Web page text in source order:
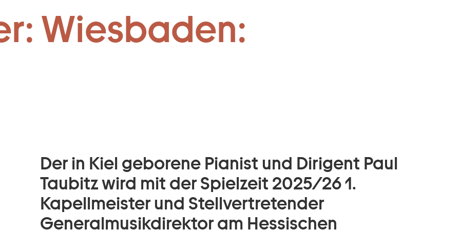
Zum Footer springen
Wiesbaden:
& Stellv. GMD:
Der in Kiel geborene Pianist und Dirigent Paul
Taubitz wird mit der Spielzeit 2025/26 1.
Kapellmeister und Stellvertretender
Generalmusikdirektor am Hessischen